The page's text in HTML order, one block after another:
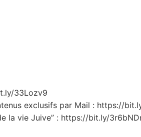
33Lozv9
exclusifs par Mail : https://
la vie Juive” : https://bit.ly/